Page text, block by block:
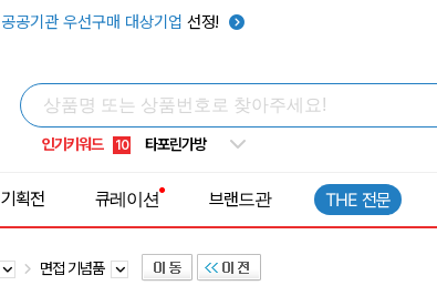
공공기관 우선구매 대상기업 선정!
인기키워드
6 우산
9 넥쿨러
10 타포린가방
기획전 큐레이션 브랜드관 THE 전문
면접 기념품